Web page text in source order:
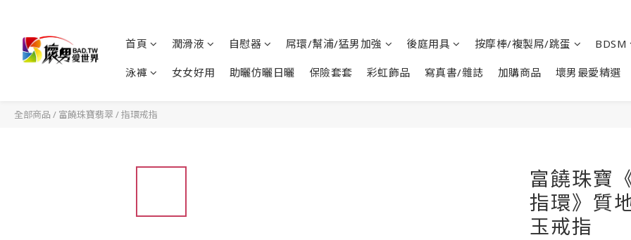
首頁 潤滑液 自慰器 屌環/幫浦/猛男加強 後庭用具 按摩棒/複製屌/跳蛋 BDSM
泳褲 女女好用 助曬仿曬日曬 保險套套 彩虹飾品 寫真書/雜誌 加購商品 壞男最愛精選
全部商品 / 富饒珠寶翡翠/指環戒指
富饒珠寶
指環》質
玉戒指